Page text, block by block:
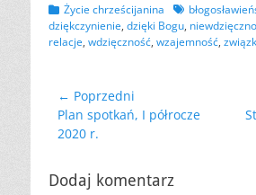
Kategorii
Życie chrześcijanina Tagów
dziękczynienie, dzięki Bogu,
relacje, wdzięczność, wzajemność,
Nawigacja
wpisu
← Poprzedni
Poprzedni
wpis:
Plan spotkań, I półrocze
2020 r.
Dodaj komentarz